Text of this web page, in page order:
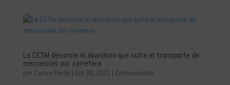
La CETM denuncia el abandono que sufre el transporte de
mercancías por carretera
por Carlos Pardo | Oct 30, 2021 | Comunicados